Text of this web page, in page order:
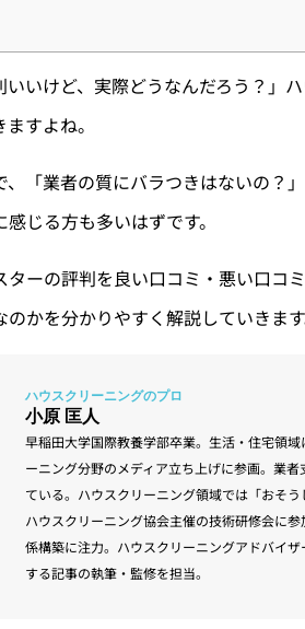
いいけど、実際どうなんだろう？」
すよね。
「業者の質にバラつきはないの？
じる方も多いはずです。
ターの評判を良い口コミ・悪い口コ
かを分かりやすく解説していきます
小原 匡人
早稲田大学国際教養学部卒業。生活・住宅領
ーニング分野のメディア立ち上げに参画。業
ている。ハウスクリーニング領域では「おそ
ハウスクリーニング協会主催の技術研修会に
係構築に注力。ハウスクリーニングアドバイ
する記事の執筆・監修を担当。